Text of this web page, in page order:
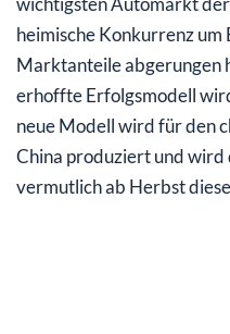
heimische Konkurrenz um
Marktanteile abgerungen
erhoffte Erfolgsmodell
neue Modell wird für den
China produziert und wird
vermutlich ab Herbst